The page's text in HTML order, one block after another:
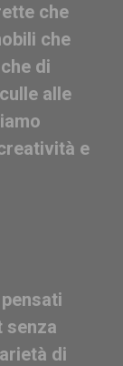
che
che
di
alle
e
senza
di